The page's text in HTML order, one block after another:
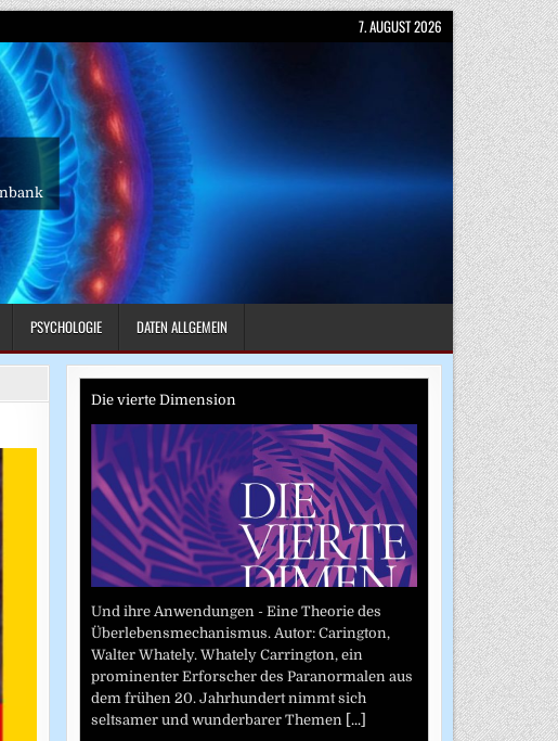
7. AUGUST 2026
PSYCHOLOGIE DATEN ALLGEMEIN
Die vierte Dimension
Und ihre Anwendungen - Eine Theorie des
Überlebensmechanismus. Autor: Carington,
Walter Whately. Whately Carrington, ein
prominenter Erforscher des Paranormalen aus
dem frühen 20. Jahrhundert nimmt sich
seltsamer und wunderbarer Themen [...]